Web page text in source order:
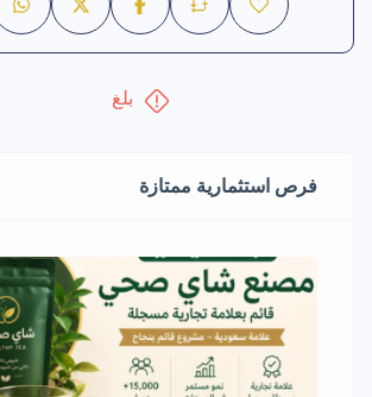
بلغ
فرص استثمارية ممتازة